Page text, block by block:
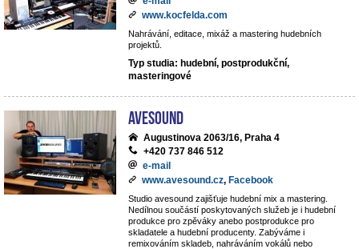
www.kocfelda.com
Nahrávání, editace, mixáž a mastering hudebních
projektů.
Typ studia: hudební, postprodukční,
masteringové
avesound
Augustinova 2063/16, Praha 4
+420 737 846 512
e-mail
www.avesound.cz, Facebook
Studio avesound zajišťuje hudební mix a mastering.
Nedílnou součástí poskytovaných služeb je i hudební
produkce pro zpěváky anebo postprodukce pro
skladatele a hudební producenty. Zabýváme i
remixováním skladeb, nahráváním vokálů nebo